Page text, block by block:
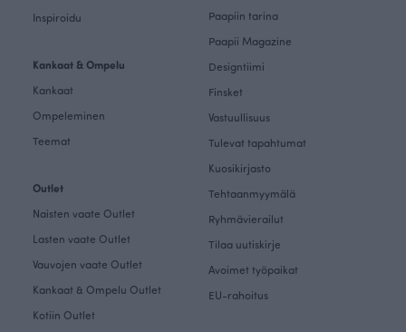
Inspiroidu
Kankaat & Ompelu
Kankaat
Ompeleminen
Teemat
Outlet
Naisten vaate Outlet
Lasten vaate Outlet
Vauvojen vaate Outlet
Kankaat & Ompelu Outlet
Kotiin Outlet
Paapiin tarina
Paapii Magazine
Designtiimi
Finsket
Vastuullisuus
Tulevat tapahtumat
Kuosikirjasto
Tehtaanmyymälä
Ryhmävierailut
Tilaa uutiskirje
Avoimet työpaikat
EU-rahoitus